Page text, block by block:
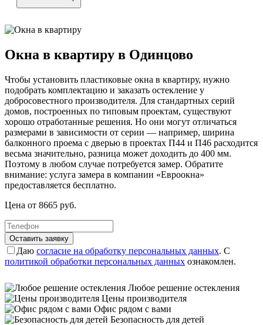
Окна в квартиру в Одинцово
Чтобы установить пластиковые окна в квартиру, нужно
подобрать комплектацию и заказать остекление у
добросовестного производителя. Для стандартных серий
домов, построенных по типовым проектам, существуют
хорошо отработанные решения. Но они могут отличаться
размерами в зависимости от серии — например, ширина
балконного проема с дверью в проектах П44 и П46 расходится
весьма значительно, разница может доходить до 400 мм.
Поэтому в любом случае потребуется замер. Обратите
внимание: услуга замера в компании «Евроокна»
предоставляется бесплатно.
Цена от 8665 руб.
Оставить заявку
Даю согласие на обработку персональных данных. С
политикой обработки персональных данных ознакомлен.
Любое решение остекления
Цены производителя
Офис рядом с вами
Безопасность для детей